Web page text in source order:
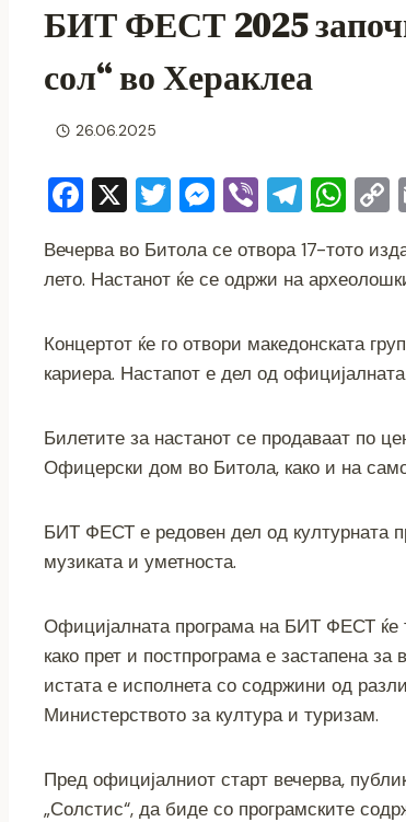
БИТ ФЕСТ 2025
сол“ во Хераклеа
26.06.2025
F
c
e
b
o
k
X T
tt
er
M
ss
e
n
g
Vi
er
T
e
gr
a
m
W
at
s
A
p
y
n
Вечерва во Битола се отвора 17-тото
лето. Настанот ќе се одржи на
Концертот ќе го отвори македонската
кариера. Настапот е дел од
Билетите за настанот се продаваат по
Офицерски дом во Битола, како и на
БИТ ФЕСТ е редовен дел од културната
музиката и уметноста.
Официјалната програма на БИТ ФЕСТ ќе
како прет и постпрограма е застапена
истата е исполнета со содржини од
Министерството за култура и туризам.
Пред официјалниот старт вечерва,
„Солстис“, да биде со програмските